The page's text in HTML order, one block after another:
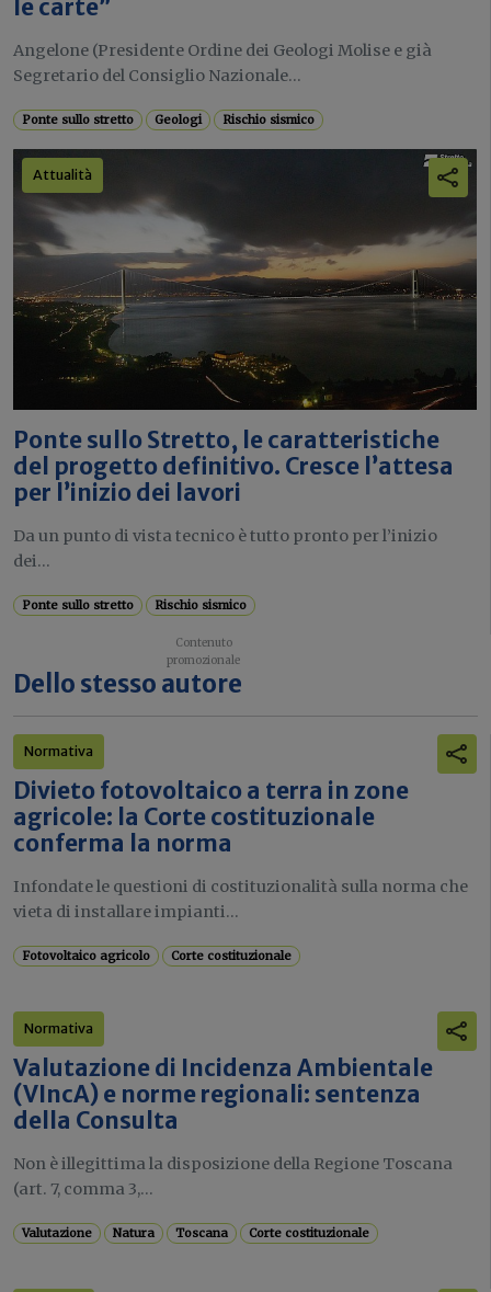
le carte”
Angelone (Presidente Ordine dei Geologi Molise e già
Segretario del Consiglio Nazionale...
Ponte sullo stretto Geologi Rischio sismico
Attualità
Ponte sullo Stretto, le caratteristiche
del progetto definitivo. Cresce l’attesa
per l’inizio dei lavori
Da un punto di vista tecnico è tutto pronto per l’inizio
dei...
Ponte sullo stretto Rischio sismico
Dello stesso autore
Normativa
Divieto fotovoltaico a terra in zone
agricole: la Corte costituzionale
conferma la norma
Infondate le questioni di costituzionalità sulla norma che
vieta di installare impianti...
Fotovoltaico agricolo Corte costituzionale
Normativa
Valutazione di Incidenza Ambientale
(VIncA) e norme regionali: sentenza
della Consulta
Non è illegittima la disposizione della Regione Toscana
(art. 7, comma 3,...
Valutazione Natura Toscana Corte costituzionale